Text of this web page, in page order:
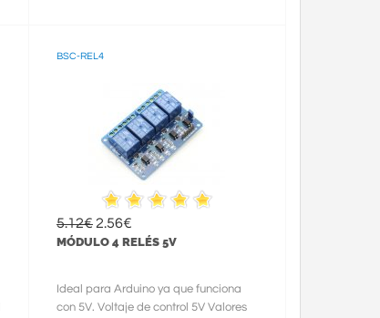
BSC-REL4
5.12€2.56€
MÓDULO 4 RELÉS 5V
Ideal para Arduino ya que funciona
con 5V. Voltaje de control 5V Valores